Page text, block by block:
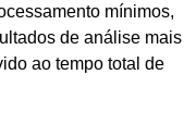
mínimos,
de análise mais
ao tempo total de